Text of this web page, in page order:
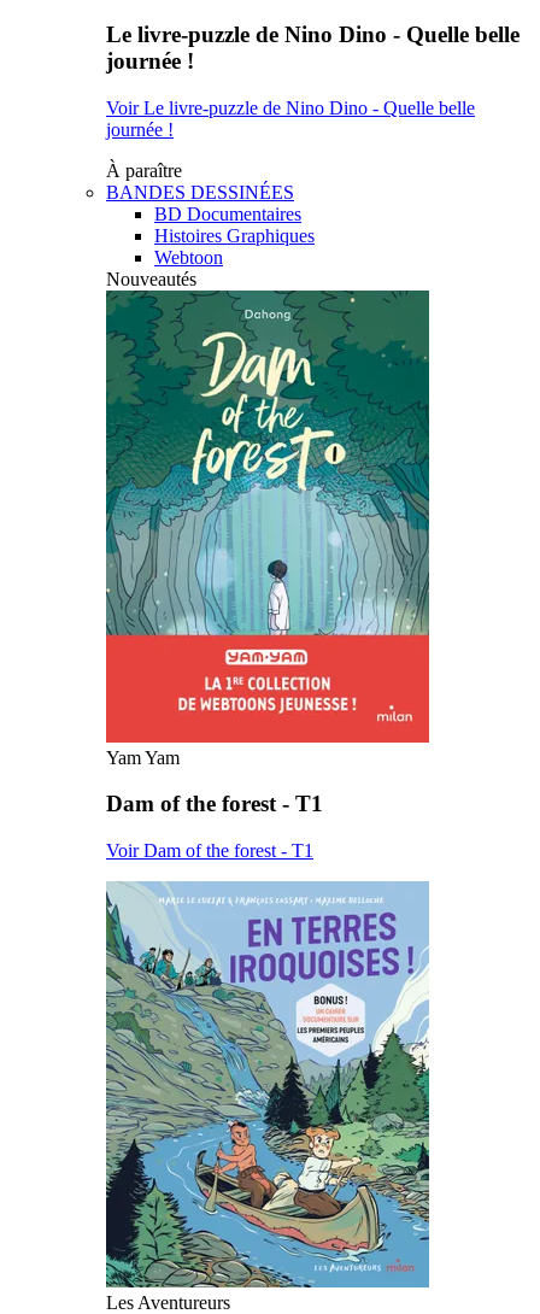
Le livre-puzzle de Nino Dino - Quelle belle
journée !
Voir Le livre-puzzle de Nino Dino - Quelle belle
journée !
À paraître
BANDES DESSINÉES
BD Documentaires
Histoires Graphiques
Webtoon
Nouveautés
Yam Yam
Dam of the forest - T1
Voir Dam of the forest - T1
Les Aventureurs